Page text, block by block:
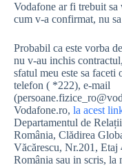
Vodafone ar fi trebuit
cum v-a confirmat, nu
Probabil ca este vorba
nu v-au inchis
sfatul meu este sa faceti
telefon ( *222), e-mail
Vodafone.ro, la acest
Departamentul de
România, Clădirea
Văcărescu, Nr.201, Etaj
România sau in scris, la